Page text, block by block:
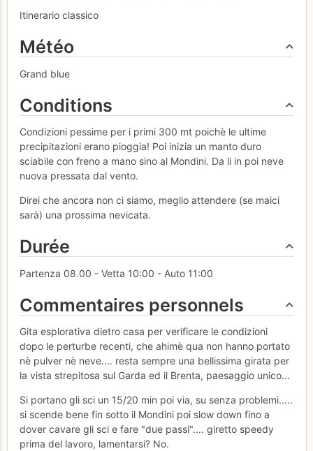
Itinerario classico
Météo
Grand blue
Conditions
Condizioni pessime per i primi 300 mt poichè le ultime
precipitazioni erano pioggia! Poi inizia un manto duro
sciabile con freno a mano sino al Mondini. Da li in poi neve
nuova pressata dal vento.
Direi che ancora non ci siamo, meglio attendere (se maici
sarà) una prossima nevicata.
Durée
Partenza 08.00 - Vetta 10:00 - Auto 11:00
Commentaires personnels
Gita esplorativa dietro casa per verificare le condizioni
dopo le perturbe recenti, che ahimè qua non hanno portato
nè pulver nè neve.... resta sempre una bellissima girata per
la vista strepitosa sul Garda ed il Brenta, paesaggio unico...
Si portano gli sci un 15/20 min poi via, su senza problemi.....
si scende bene fin sotto il Mondini poi slow down fino a
dover cavare gli sci e fare "due passi".... giretto speedy
prima del lavoro, lamentarsi? No.